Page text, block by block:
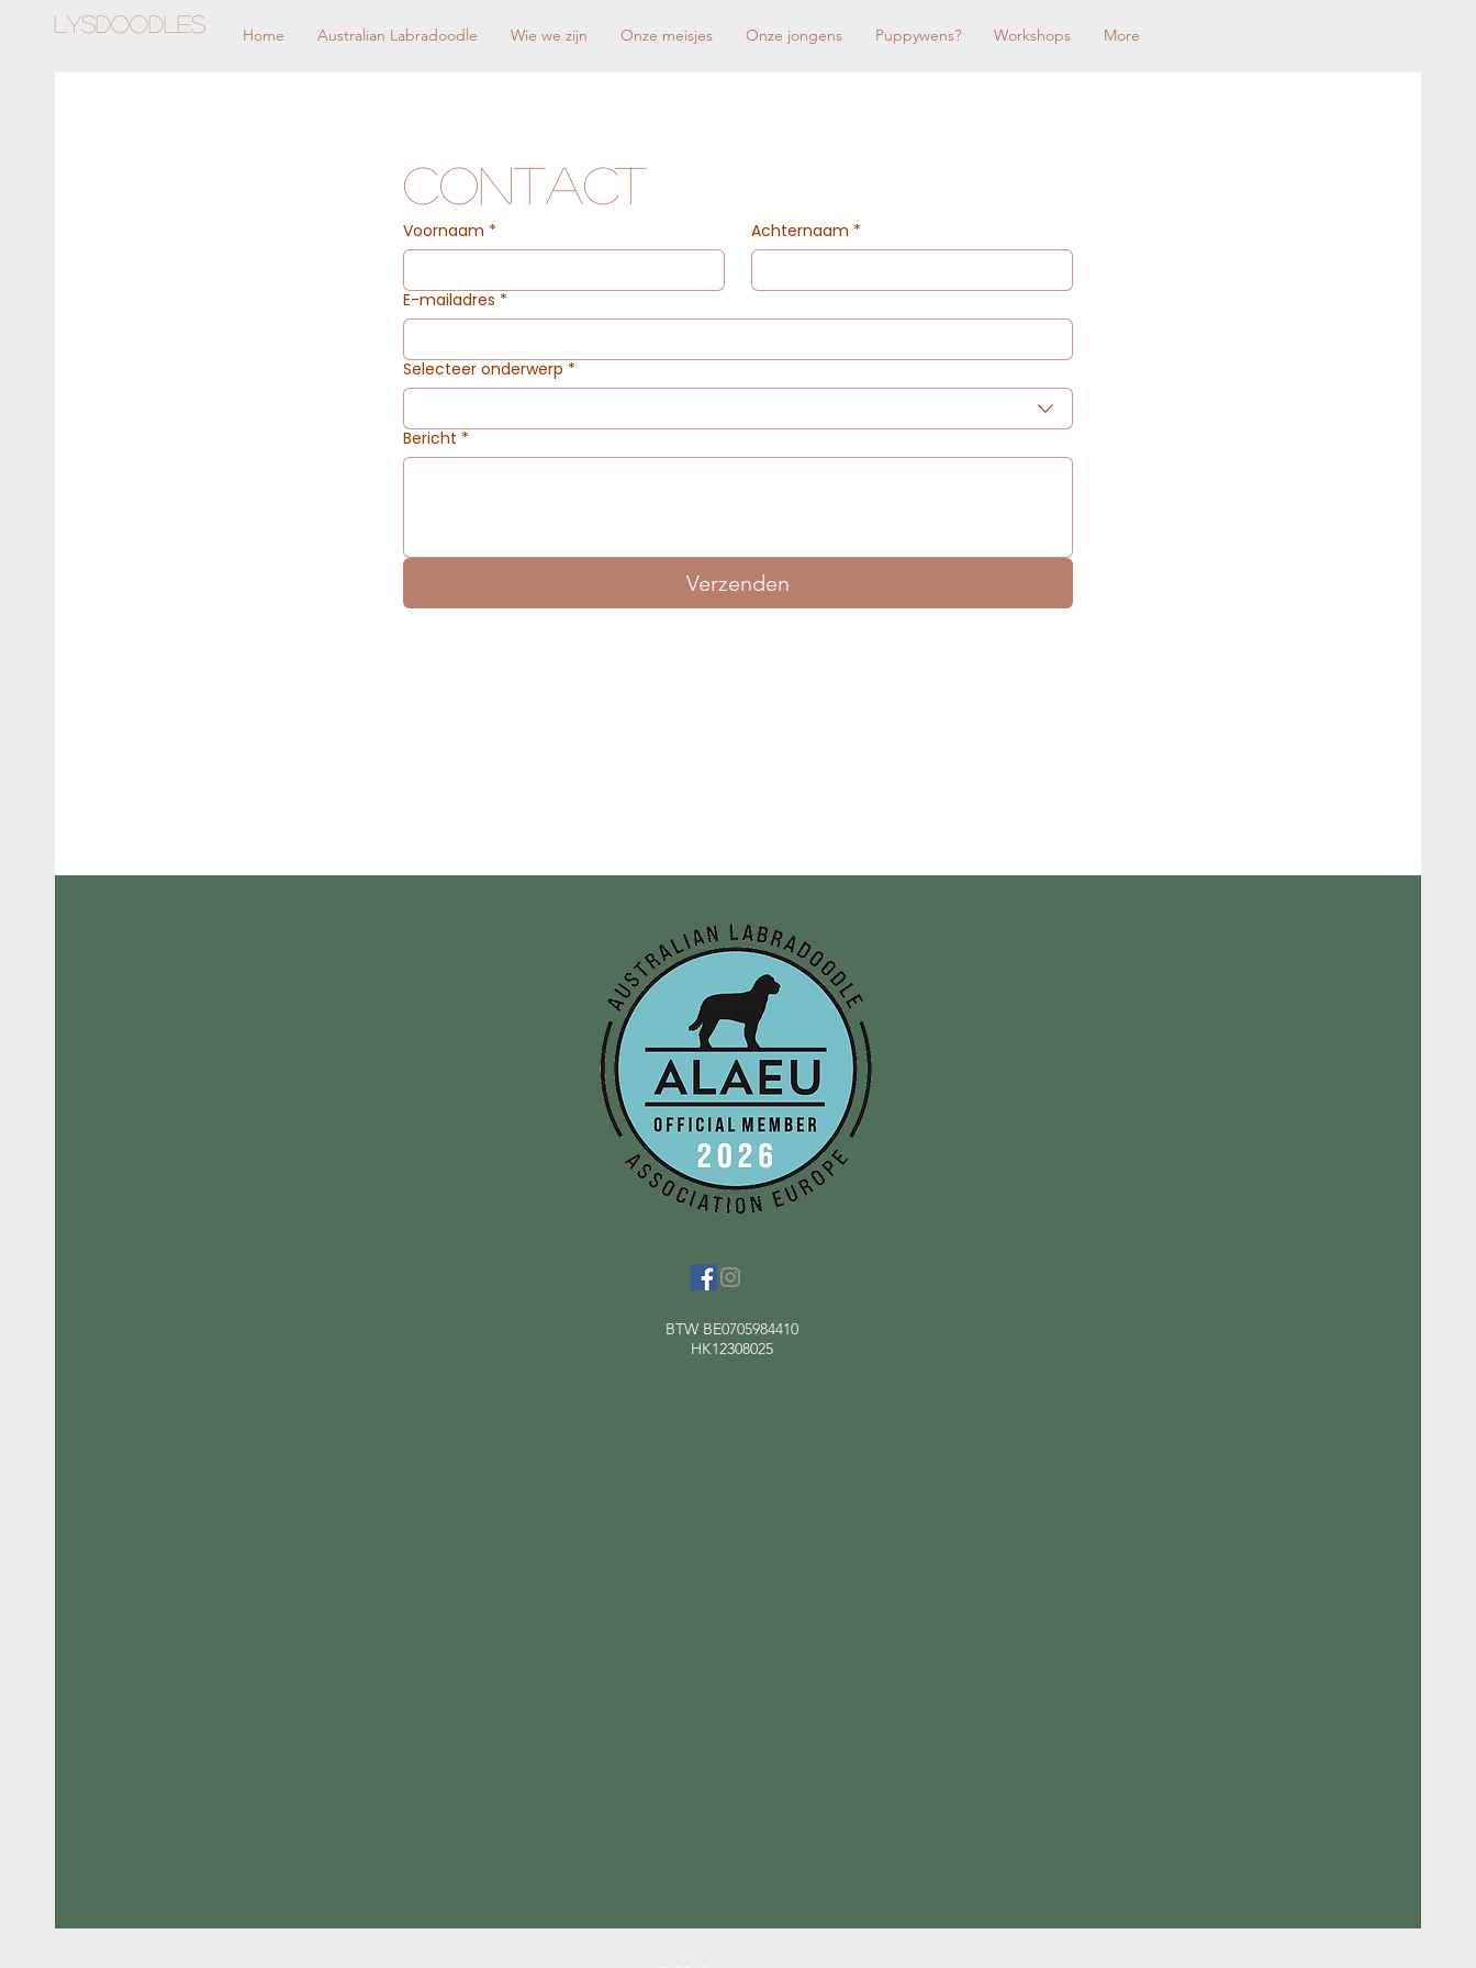
Lysdoodles Home Australian Labradoodle Wie we zijn Onze meisjes Onze jongens Puppywens? Workshops More
Contact
Voornaam * Achternaam *
E-mailadres *
Selecteer onderwerp *
Bericht *
Verzenden
BTW BE0705984410
HK12308025